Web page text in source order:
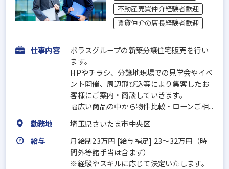
不動産売買仲介経験者歓迎
賃貸仲介の店長経験者歓迎
仕事内容
ポラスグループの新築分譲住宅販売を行い
ます。
HPやチラシ、分譲地現場での見学会やイベ
ント開催、周辺飛び込等により集客したお
客様にご案内・商談していきます。
幅広い商品の中から物件比較・ローンご相...
勤務地
埼玉県さいたま市中央区
給与
月給制23万円 [給与補足] 23～32万円（時
間外等諸手当は含まず）
※経験やスキルに応じて決定いたします。